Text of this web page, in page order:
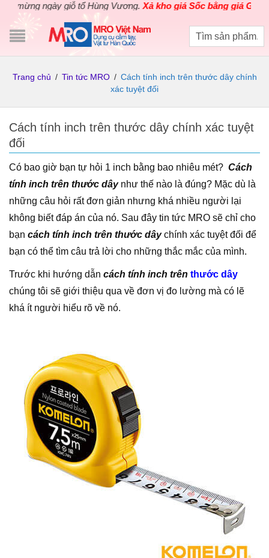
ngày giỗ tổ Hùng Vương.Xả kho giá Sốc bằng giá Gốccho
Trang chủ / Tin tức MRO / Cách tính inch trên thước dây chính
xác tuyệt đối
Cách tính inch trên thước dây chính xác tuyệt
đối
Có bao giờ bạn tự hỏi 1 inch bằng bao nhiêu mét? Cách
tính inch trên thước dâynhư thế nào là đúng? Mặc dù là
những câu hỏi rất đơn giản nhưng khá nhiều người lại
không biết đáp án của nó. Sau đây tin tức MRO sẽ chỉ cho
bạn cách tính inch trên thước dâychính xác tuyệt đối để
bạn có thể tìm câu trả lời cho những thắc mắc của mình.
Trước khi hướng dẫn cách tính inch trên thước dây
chúng tôi sẽ giới thiệu qua về đơn vị đo lường mà có lẽ
khá ít người hiểu rõ về nó.